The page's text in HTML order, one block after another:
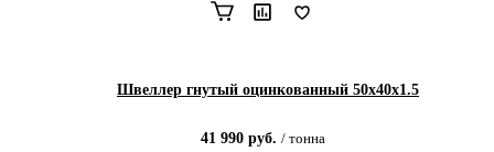
Швеллер гнутый оцинкованный 50х40х1.5
41 990руб. / тонна